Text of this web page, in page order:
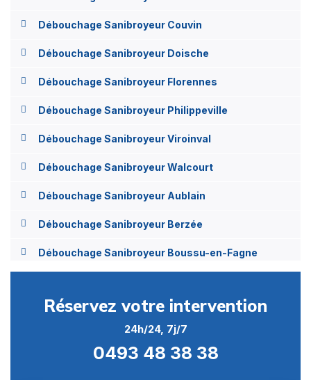
Débouchage Sanibroyeur Couvin
Débouchage Sanibroyeur Doische
Débouchage Sanibroyeur Florennes
Débouchage Sanibroyeur Philippeville
Débouchage Sanibroyeur Viroinval
Débouchage Sanibroyeur Walcourt
Débouchage Sanibroyeur Aublain
Débouchage Sanibroyeur Berzée
Débouchage Sanibroyeur Boussu-en-Fagne
Débouchage Sanibroyeur Brûly-de-Pesche
Débouchage Sanibroyeur Castillon
Réservez votre intervention
24h/24, 7j/7
0493 48 38 38